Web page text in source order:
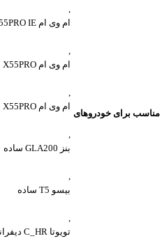
مناسب برای خودروهای
,
ام وی ام X55PRO IE اسپرت
,
ام وی ام X55PRO اکسلنت
,
ام وی ام X55PRO اکسلنت اسپرت
,
بنز GLA200 ساده
,
بیسو T5 ساده
,
تویوتا C_HR دیفرانسیل جلو 2WD